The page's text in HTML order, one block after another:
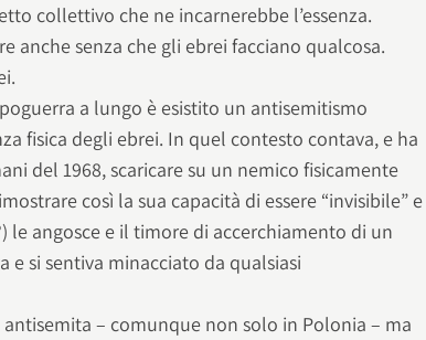
collettivo che ne incarnerebbe l’essenza.
anche senza che gli ebrei facciano qualcosa.
a lungo è esistito un antisemitismo
fisica degli ebrei. In quel contesto contava, e ha
del 1968, scaricare su un nemico fisicamente
così la sua capacità di essere “invisibile” e
le angosce e il timore di accerchiamento di un
e si sentiva minacciato da qualsiasi
– comunque non solo in Polonia – ma